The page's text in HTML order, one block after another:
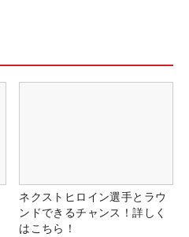
ネクストヒロイン選手とラウ
ンドできるチャンス！詳しく
はこちら！